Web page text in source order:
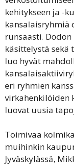
kehitykseen ja -
kansalaisryhmiä
runsaasti.
käsittelystä sekä
luo hyvät
eri ryhmien
virkahenkilöiden
luovat uusia
Toimivaa
muihinkin
Jyväskylässä,